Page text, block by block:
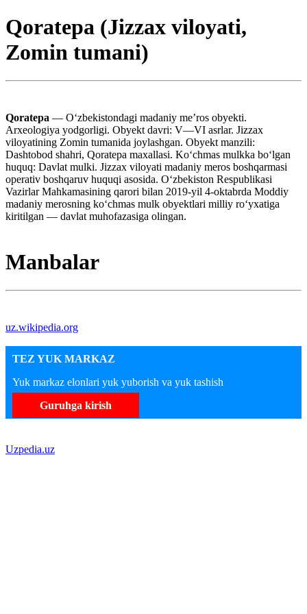
Qoratepa (Jizzax viloyati,
Zomin tumani)
Qoratepa — Oʻzbekistondagi madaniy meʼros obyekti.
Arxeologiya yodgorligi. Obyekt davri: V—VI asrlar. Jizzax
viloyatining Zomin tumanida joylashgan. Obyekt manzili:
Dashtobod shahri, Qoratepa maxallasi. Koʻchmas mulkka boʻlgan
huquq: Davlat mulki. Jizzax viloyati madaniy meros boshqarmasi
operativ boshqaruv huquqi asosida. Oʻzbekiston Respublikasi
Vazirlar Mahkamasining qarori bilan 2019-yil 4-oktabrda Moddiy
madaniy merosning koʻchmas mulk obyektlari milliy roʻyxatiga
kiritilgan — davlat muhofazasiga olingan.
Manbalar
uz.wikipedia.org
TEZ YUK MARKAZ
Yuk markaz elonlari yuk yuborish va yuk tashish
Guruhga kirish
Uzpedia.uz